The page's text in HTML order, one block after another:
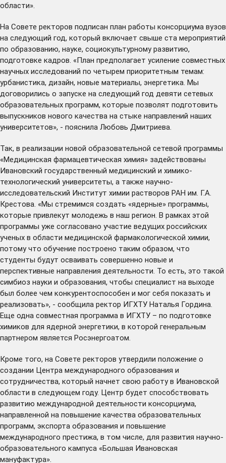
области».
На Совете ректоров подписан план работы консорциума вузов
на следующий год, который включает свыше ста мероприятий
по образованию, науке, социокультурному развитию,
подготовке кадров. «План предполагает усиление совместных
научных исследований по четырем приоритетным темам:
урбанистика, дизайн, новые материалы, энергетика. Мы
договорились о запуске на следующий год девяти сетевых
образовательных программ, которые позволят подготовить
выпускников нового качества на стыке направлений наших
университетов», - пояснила Любовь Дмитриева.
Так, в реализации новой образовательной сетевой программы
«Медицинская фармацевтическая химия» задействованы
Ивановский государственный медицинский и химико-
технологический университеты, а также научно-
исследовательский Институт химии растворов РАН им. Г.А.
Крестова. «Мы стремимся создать «ядерные» программы,
которые привлекут молодежь в наш регион. В рамках этой
программы уже согласовано участие ведущих российских
ученых в области медицинской фармакологической химии,
потому что обучение построено таким образом, что
студенты будут осваивать совершенно новые и
перспективные направления деятельности. То есть, это такой
симбиоз науки и образования, чтобы специалист на выходе
был более чем конкурентоспособен и мог себя показать и
реализовать», - сообщила ректор ИГХТУ Наталья Гордина.
Еще одна совместная программа в ИГХТУ – по подготовке
химиков для ядерной энергетики, в которой генеральным
партнером является Росэнергоатом.
Кроме того, на Совете ректоров утвердили положение о
создании Центра международного образования и
сотрудничества, который начнет свою работу в Ивановской
области в следующем году. Центр будет способствовать
развитию международной деятельности консорциума,
направленной на повышение качества образовательных
программ, экспорта образования и повышение
международного престижа, в том числе, для развития научно-
образовательного кампуса «Большая Ивановская
мануфактура».